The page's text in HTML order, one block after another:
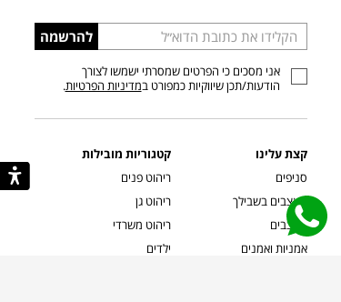
הכניסו
כתובת
דוא”ל
להרשמה
אני מסכים כי הפרטים שמסרתי ישמשו לצורך
הודעות/תכן שיווקיות כמפורט במדיניות הפרטיות.
קצת עלינו
סניפים
מעצבים בשבילך
מעצבים
אמניות ואמנים
קטגוריות מובילות
ריהוט פנים
ריהוט גן
ריהוט משרדי
ילדים